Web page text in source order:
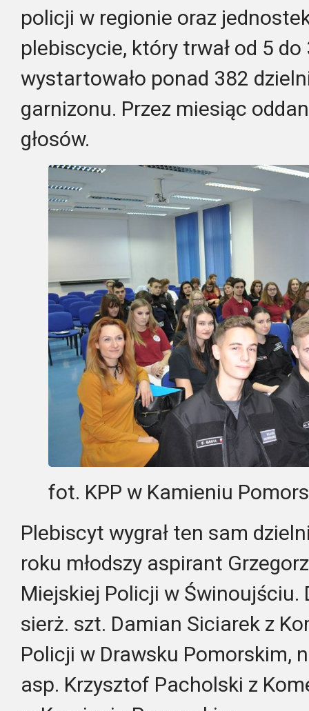
policji w regionie oraz
plebiscycie, który trwał od 5
wystartowało ponad 382
garnizonu. Przez miesiąc
głosów.
fot. KPP w Kamieniu
Plebiscyt wygrał ten sam
roku młodszy aspirant
Miejskiej Policji w Świnoujściu.
sierż. szt. Damian Siciarek z
Policji w Drawsku Pomorskim,
asp. Krzysztof Pacholski z